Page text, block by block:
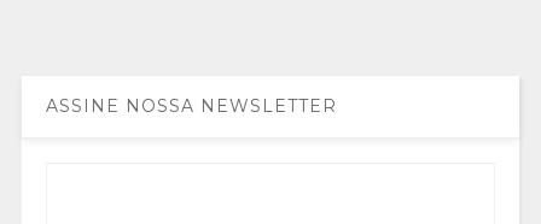
ASSINE NOSSA NEWSLETTER